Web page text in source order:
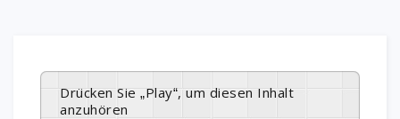
Drücken Sie „Play“, um diesen Inhalt
anzuhören